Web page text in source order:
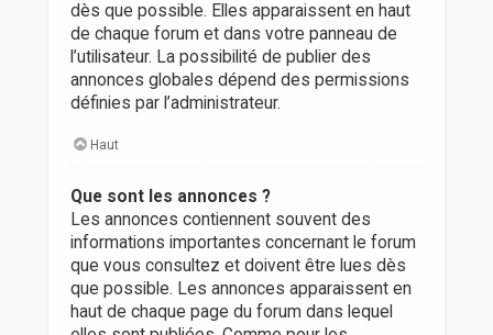
dès que possible. Elles apparaissent en haut
de chaque forum et dans votre panneau de
l’utilisateur. La possibilité de publier des
annonces globales dépend des permissions
définies par l’administrateur.
Haut
Que sont les annonces ?
Les annonces contiennent souvent des
informations importantes concernant le forum
que vous consultez et doivent être lues dès
que possible. Les annonces apparaissent en
haut de chaque page du forum dans lequel